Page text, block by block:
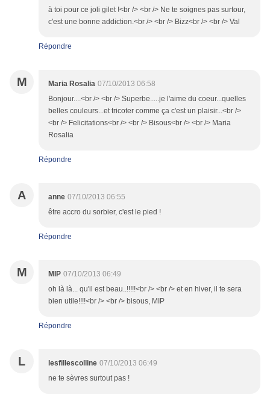
à toi pour ce joli gilet !<br /> <br /> Ne te soignes pas surtour,
c'est une bonne addiction.<br /> <br /> Bizz<br /> <br /> Val
Répondre
M Maria Rosalia 07/10/2013 06:58
Bonjour....<br /> <br /> Superbe.....je l'aime du coeur...quelles
belles couleurs...et tricoter comme ça c'est un plaisir...<br />
<br /> Felicitations<br /> <br /> Bisous<br /> <br /> Maria
Rosalia
Répondre
A anne 07/10/2013 06:55
être accro du sorbier, c'est le pied !
Répondre
M MIP 07/10/2013 06:49
oh là là... qu'il est beau..!!!!!<br /> <br /> et en hiver, il te sera
bien utile!!!!<br /> <br /> bisous, MIP
Répondre
L lesfillescolline 07/10/2013 06:49
ne te sèvres surtout pas !